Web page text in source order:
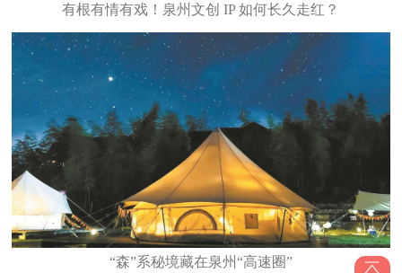
有根有情有戏！泉州文创 IP 如何长久走红？
“森”系秘境藏在泉州“高速圈”